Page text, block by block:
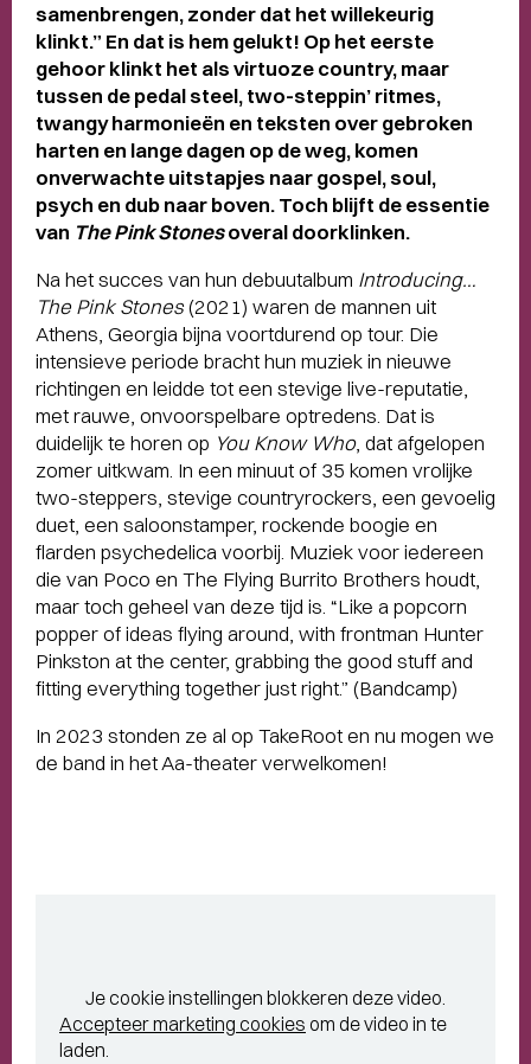
samenbrengen, zonder dat het willekeurig
klinkt.” En dat is hem gelukt! Op het eerste
gehoor klinkt het als virtuoze country, maar
tussen de pedal steel, two-steppin’ ritmes,
twangy harmonieën en teksten over gebroken
harten en lange dagen op de weg, komen
onverwachte uitstapjes naar gospel, soul,
psych en dub naar boven. Toch blijft de essentie
van The Pink Stonesoveral doorklinken.
Na het succes van hun debuutalbum Introducing…
The Pink Stones(2021) waren de mannen uit
Athens, Georgia bijna voortdurend op tour. Die
intensieve periode bracht hun muziek in nieuwe
richtingen en leidde tot een stevige live-reputatie,
met rauwe, onvoorspelbare optredens. Dat is
duidelijk te horen op You Know Who, dat afgelopen
zomer uitkwam. In een minuut of 35 komen vrolijke
two-steppers, stevige countryrockers, een gevoelig
duet, een saloonstamper, rockende boogie en
flarden psychedelica voorbij. Muziek voor iedereen
die van Poco en The Flying Burrito Brothers houdt,
maar toch geheel van deze tijd is. “Like a popcorn
popper of ideas flying around, with frontman Hunter
Pinkston at the center, grabbing the good stuff and
fitting everything together just right.” (Bandcamp)
In 2023 stonden ze al op TakeRoot en nu mogen we
de band in het Aa-theater verwelkomen!
Je cookie instellingen blokkeren deze video.
Accepteer marketing cookies om de video in te
laden.